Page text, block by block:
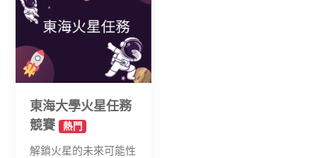
東海大學火星任務
競賽 熱門
解鎖火星的未來可能性